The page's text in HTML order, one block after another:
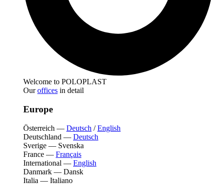
Welcome to POLOPLAST
Ouroffices in detail
Europe
Österreich — Deutsch /English
Deutschland — Deutsch
Sverige — Svenska
France — Français
International — English
Danmark — Dansk
Italia — Italiano